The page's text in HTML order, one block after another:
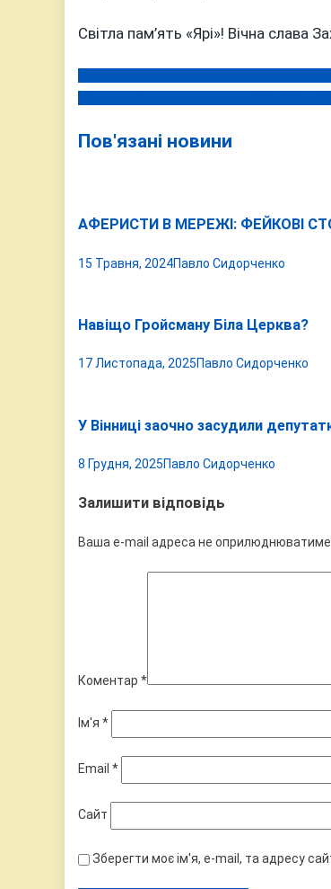
Світла пам’ять «Ярі»! Вічна слава
Навігація
Пов'язані новини
АФЕРИСТИ В МЕРЕЖІ: ФЕЙКОВІ
15 Травня, 2024Павло Сидорченко
Навіщо Гройсману Біла Церква?
17 Листопада, 2025Павло Сидорченко
У Вінниці заочно засудили
8 Грудня, 2025Павло Сидорченко
Залишити відповідь
Ваша e-mail адреса не
Коментар *
Ім'я *
Email *
Сайт
Зберегти моє ім'я, e-mail, та адресу